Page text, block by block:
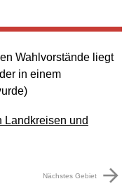
Wahlvorstände liegt
in einem
Landkreisen und
Nächstes Gebiet arrow_forward